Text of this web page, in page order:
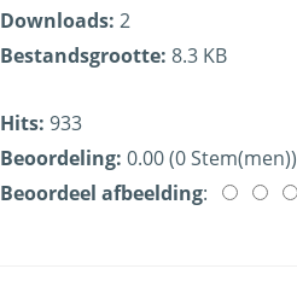
Downloads: 2
Bestandsgrootte: 8.3 KB
Hits: 933
Beoordeling: 0.00 (0 Stem(men))
Beoordeel afbeelding: